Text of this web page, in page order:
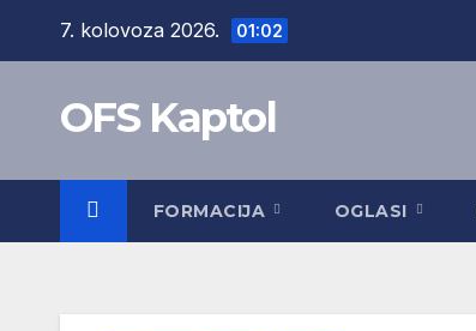
7. kolovoza 2026. 01:02
OFS Kaptol
FORMACIJA OGLASI